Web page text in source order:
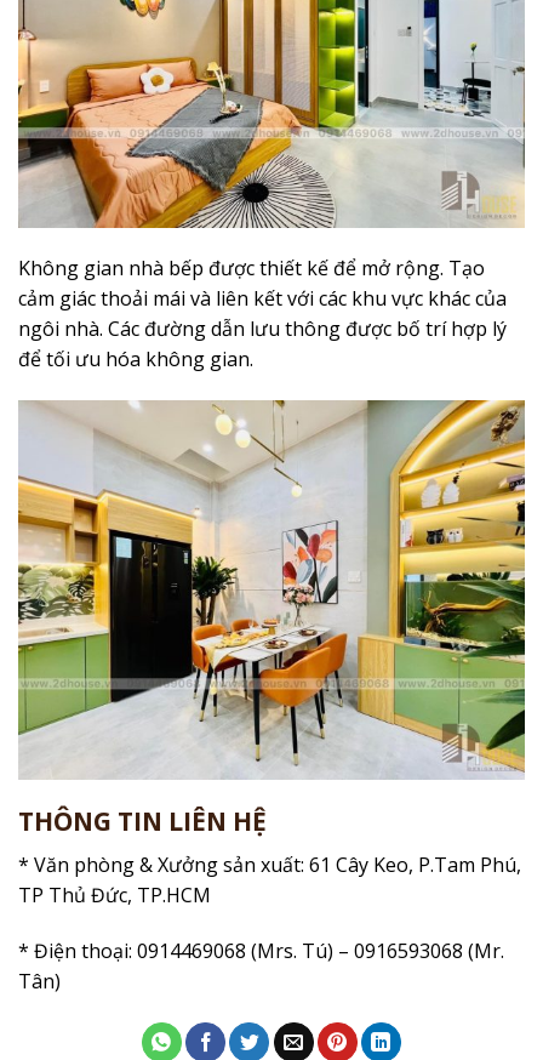
Không gian nhà bếp được thiết kế để mở rộng. Tạo
cảm giác thoải mái và liên kết với các khu vực khác của
ngôi nhà. Các đường dẫn lưu thông được bố trí hợp lý
để tối ưu hóa không gian.
THÔNG TIN LIÊN HỆ
* Văn phòng & Xưởng sản xuất: 61 Cây Keo, P.Tam Phú,
TP Thủ Đức, TP.HCM
* Điện thoại: 0914469068 (Mrs. Tú) – 0916593068 (Mr.
Tân)